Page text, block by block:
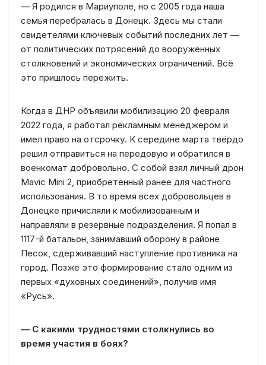
— Я родился в Мариуполе, но с 2005 года наша
семья перебралась в Донецк. Здесь мы стали
свидетелями ключевых событий последних лет —
от политических потрясений до вооружённых
столкновений и экономических ограничений. Всё
это пришлось пережить.
Когда в ДНР объявили мобилизацию 20 февраля
2022 года, я работал рекламным менеджером и
имел право на отсрочку. К середине марта твёрдо
решил отправиться на передовую и обратился в
военкомат добровольно. С собой взял личный дрон
Mavic Mini 2, приобретённый ранее для частного
использования. В то время всех добровольцев в
Донецке причисляли к мобилизованным и
направляли в резервные подразделения. Я попал в
1117-й батальон, занимавший оборону в районе
Песок, сдерживавший наступление противника на
город. Позже это формирование стало одним из
первых «духовных соединений», получив имя
«Русь».
— С какими трудностями столкнулись во
время участия в боях?